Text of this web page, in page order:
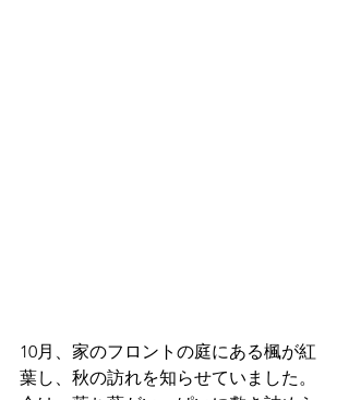
10月、家のフロントの庭にある楓が紅
葉し、秋の訪れを知らせていました。